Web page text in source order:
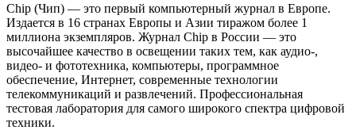
Chip (Чип) — это первый компьютерный журнал в Европе.
Издается в 16 странах Европы и Азии тиражом более 1
миллиона экземпляров. Журнал Chip в России — это
высочайшее качество в освещении таких тем, как аудио-,
видео- и фототехника, компьютеры, программное
обеспечение, Интернет, современные технологии
телекоммуникаций и развлечений. Профессиональная
тестовая лаборатория для самого широкого спектра цифровой
техники.